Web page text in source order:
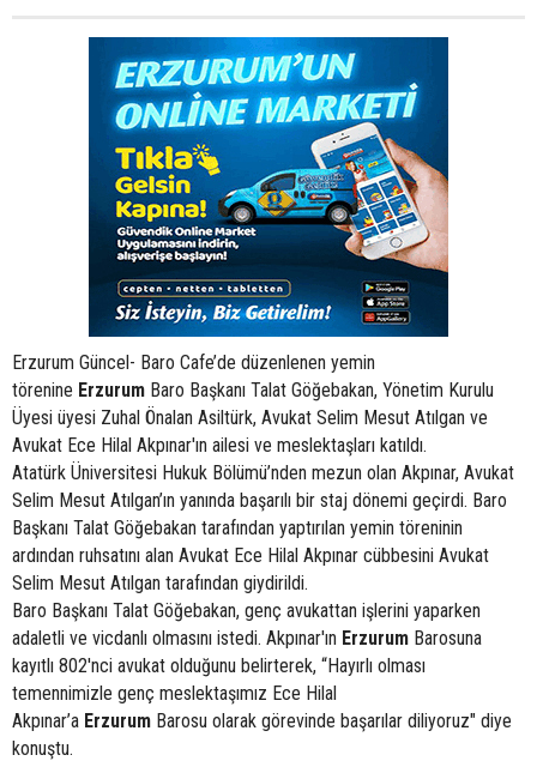
Erzurum Güncel- Baro Cafe’de düzenlenen yemin
törenine Erzurum Baro Başkanı Talat Göğebakan, Yönetim Kurulu
Üyesi üyesi Zuhal Önalan Asiltürk, Avukat Selim Mesut Atılgan ve
Avukat Ece Hilal Akpınar'ın ailesi ve meslektaşları katıldı.
Atatürk Üniversitesi Hukuk Bölümü’nden mezun olan Akpınar, Avukat
Selim Mesut Atılgan’ın yanında başarılı bir staj dönemi geçirdi. Baro
Başkanı Talat Göğebakan tarafından yaptırılan yemin töreninin
ardından ruhsatını alan Avukat Ece Hilal Akpınar cübbesini Avukat
Selim Mesut Atılgan tarafından giydirildi.
Baro Başkanı Talat Göğebakan, genç avukattan işlerini yaparken
adaletli ve vicdanlı olmasını istedi. Akpınar'ın Erzurum Barosuna
kayıtlı 802'nci avukat olduğunu belirterek, “Hayırlı olması
temennimizle genç meslektaşımız Ece Hilal
Akpınar’a Erzurum Barosu olarak görevinde başarılar diliyoruz" diye
konuştu.